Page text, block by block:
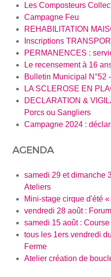
Les Composteurs
Campagne Feu
REHABILITATION
Inscriptions
PERMANENCES :
Le recensement à 16
Bulletin Municipal N°52
LA SCLEROSE EN
DECLARATION &
Porcs ou Sangliers
Campagne 2024 :
AGENDA
samedi 29 et dimanche
Ateliers
Mini-stage cirque d'été
vendredi 28 août :
samedi 15 août :
tous les 1ers vendredi
Ferme
Atelier création de